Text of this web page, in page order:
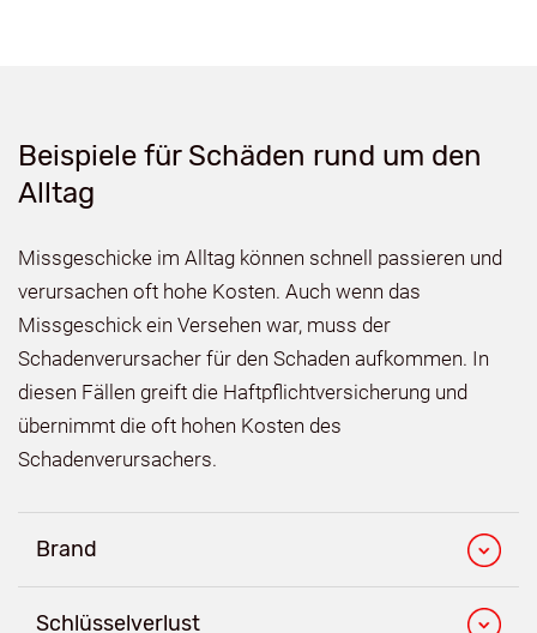
Beispiele für Schäden rund um den
Alltag
Missgeschicke im Alltag können schnell passieren und
verursachen oft hohe Kosten. Auch wenn das
Missgeschick ein Versehen war, muss der
Schadenverursacher für den Schaden aufkommen. In
diesen Fällen greift die Haftpflichtversicherung und
übernimmt die oft hohen Kosten des
Schadenverursachers.
Brand
Schlüsselverlust